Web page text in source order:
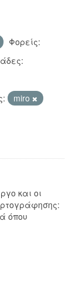
Φορείς:
miro
και οι
όπου